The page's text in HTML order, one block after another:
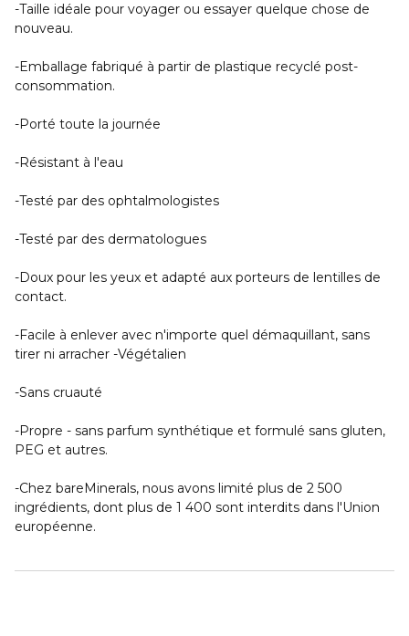
-Taille idéale pour voyager ou essayer quelque chose de
nouveau.
-Emballage fabriqué à partir de plastique recyclé post-
consommation.
-Porté toute la journée
-Résistant à l'eau
-Testé par des ophtalmologistes
-Testé par des dermatologues
-Doux pour les yeux et adapté aux porteurs de lentilles de
contact.
-Facile à enlever avec n'importe quel démaquillant, sans
tirer ni arracher -Végétalien
-Sans cruauté
-Propre - sans parfum synthétique et formulé sans gluten,
PEG et autres.
-Chez bareMinerals, nous avons limité plus de 2 500
ingrédients, dont plus de 1 400 sont interdits dans l'Union
européenne.